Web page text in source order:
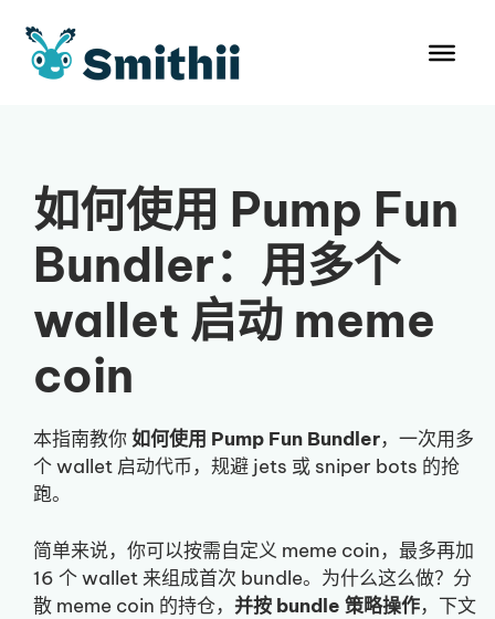
如何使用 Pump Fun
Bundler：用多个
wallet 启动 meme
coin
本指南教你如何使用 Pump Fun Bundler，一次用多
个 wallet 启动代币，规避 jets 或 sniper bots 的抢
跑。
简单来说，你可以按需自定义 meme coin，最多再加
16 个 wallet 来组成首次 bundle。为什么这么做？分
散 meme coin 的持仓， 并按 bundle 策略操作，下文